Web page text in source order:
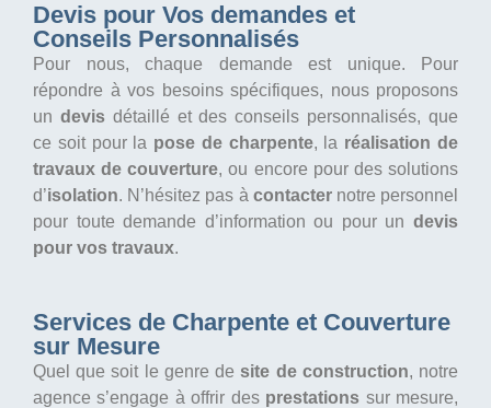
Devis pour Vos demandes et
Conseils Personnalisés
Pour nous, chaque demande est unique. Pour
répondre à vos besoins spécifiques, nous proposons
un devisdétaillé et des conseils personnalisés, que
ce soit pour la pose de charpente, la réalisation de
travaux de couverture, ou encore pour des solutions
d’isolation. N’hésitez pas à contacternotre personnel
pour toute demande d’information ou pour un devis
pour vos travaux.
Services de Charpente et Couverture
sur Mesure
Quel que soit le genre desite de construction, notre
agence s’engage à offrir des prestations sur mesure,